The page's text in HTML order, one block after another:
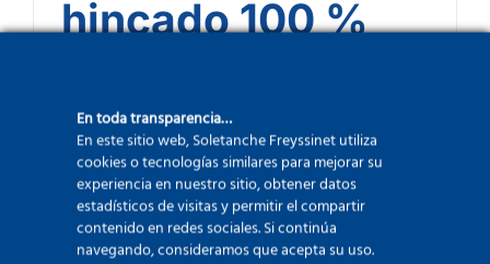
hincado 100 %
primicia en el
Reino Unido!
En toda transparencia…
En este sitio web, Soletanche Freyssinet utiliza
cookies o tecnologías similares para mejorar su
experiencia en nuestro sitio, obtener datos
estadísticos de visitas y permitir el compartir
contenido en redes sociales. Si continúa
navegando, consideramos que acepta su uso.